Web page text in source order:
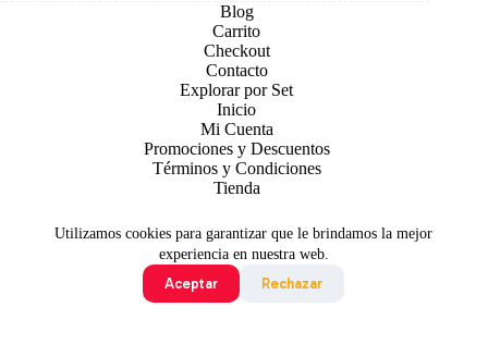
Utilizamos cookies para garantizar que le brindamos la mejor
experiencia en nuestra web.
Aceptar
Rechazar
Blog
Carrito
Checkout
Contacto
Explorar por Set
Inicio
Mi Cuenta
Promociones y Descuentos
Términos y Condiciones
Tienda
Todo contenido original es sujeto de Copyright © 2026 TCG